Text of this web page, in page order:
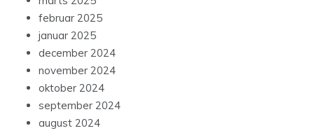
februar 2025
januar 2025
december 2024
november 2024
oktober 2024
september 2024
august 2024